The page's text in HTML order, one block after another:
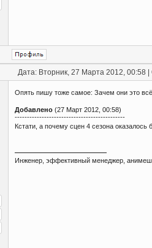
Дата: Вторник, 27 Марта 2012, 00:58
Опять пишу тоже самое: Зачем они это
Добавлено (27 Март 2012, 00:58)
---------------------------------------------
Кстати, а почему сцен 4 сезона
Инженер, эффективный менеджер,